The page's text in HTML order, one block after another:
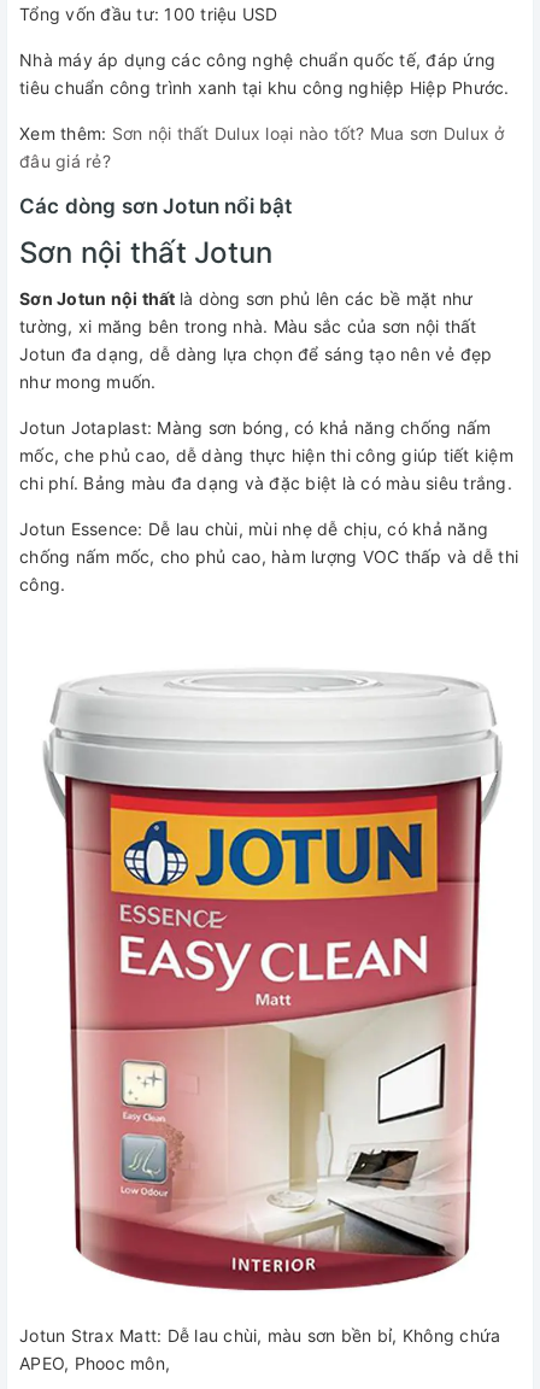
Tổng vốn đầu tư: 100 triệu USD
Nhà máy áp dụng các công nghệ chuẩn quốc tế, đáp ứng
tiêu chuẩn công trình xanh tại khu công nghiệp Hiệp Phước.
Xem thêm: Sơn nội thất Dulux loại nào tốt? Mua sơn Dulux ở
đâu giá rẻ?
Các dòng sơn Jotun nổi bật
Sơn nội thất Jotun
Sơn Jotun nội thất là dòng sơn phủ lên các bề mặt như
tường, xi măng bên trong nhà. Màu sắc của sơn nội thất
Jotun đa dạng, dễ dàng lựa chọn để sáng tạo nên vẻ đẹp
như mong muốn.
Jotun Jotaplast: Màng sơn bóng, có khả năng chống nấm
mốc, che phủ cao, dễ dàng thực hiện thi công giúp tiết kiệm
chi phí. Bảng màu đa dạng và đặc biệt là có màu siêu trắng.
Jotun Essence: Dễ lau chùi, mùi nhẹ dễ chịu, có khả năng
chống nấm mốc, cho phủ cao, hàm lượng VOC thấp và dễ thi
công.
Jotun Strax Matt: Dễ lau chùi, màu sơn bền bỉ, Không chứa
APEO, Phooc môn,